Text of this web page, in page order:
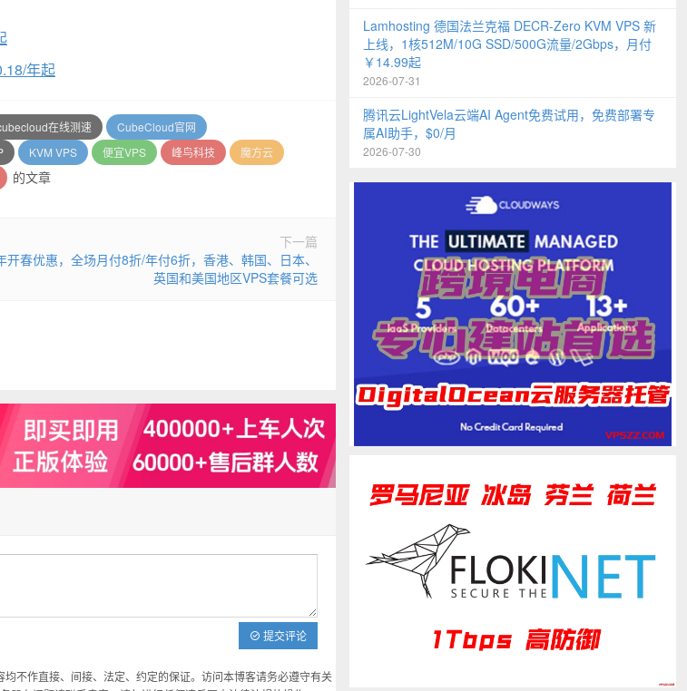
年起
在线测速
CubeCloud官网
KVM VPS 便宜VPS 峰鸟科技
魔方云
的文章
下一篇
开春优惠，全场月付8折/年付6折，香港、韩国、日本、
英国和美国地区VPS套餐可选
提交评论
不作直接、间接、法定、约定的保证。访问本博客请务必遵守有关
Lamhosting 德国法兰克福 DECR-Zero KVM VPS 新
上线，1核512M/10G SSD/500G流量/2Gbps，月付
￥14.99起
2026-07-31
腾讯云LightVela云端AI Agent免费试用，免费部署专
属AI助手，$0/月
2026-07-30